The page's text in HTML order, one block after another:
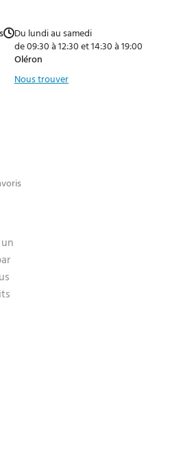
Du lundi au samedi
de 09:30 à 12:30 et 14:30 à 19:00
Oléron
Nous trouver